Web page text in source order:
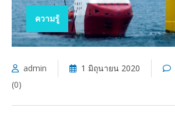
ความรู้
admin 1 มิถุนายน 2020
(0)